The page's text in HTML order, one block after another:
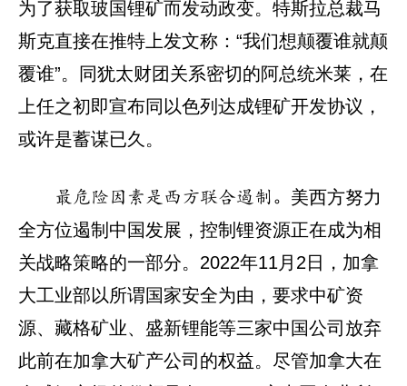
为了获取玻国锂矿而发动政变。特斯拉总裁马
斯克直接在推特上发文称：“我们想颠覆谁就颠
覆谁”。同犹太财团关系密切的阿总统米莱，在
上任之初即宣布同以色列达成锂矿开发协议，
或许是蓄谋已久。
最危险因素是西方联合遏制。 美西方努力
全方位遏制中国发展，控制锂资源正在成为相
关战略策略的一部分。2022年11月2日，加拿
大工业部以所谓国家安全为由，要求中矿资
源、藏格矿业、盛新锂能等三家中国公司放弃
此前在加拿大矿产公司的权益。尽管加拿大在